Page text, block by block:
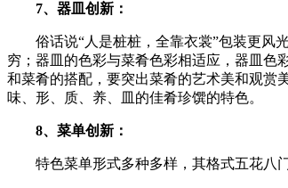
7、器皿创新：
俗话说“人是桩桩，全靠衣裳”包装更风光
穷；器皿的色彩与菜肴色彩相适应，器皿色
和菜肴的搭配，要突出菜肴的艺术美和观赏
味、形、质、养、皿的佳肴珍馔的特色。
8、菜单创新：
特色菜单形式多种多样，其格式五花八门